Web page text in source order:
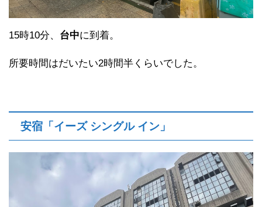
15時10分、 台中に到着。
所要時間はだいたい2時間半くらいでした。
安宿「イーズ シングル イン」